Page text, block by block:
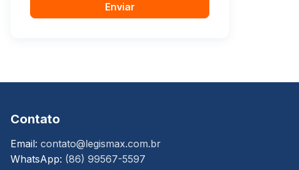
Enviar
Contato
Email: contato@legismax.com.br
WhatsApp: (86) 99567-5597